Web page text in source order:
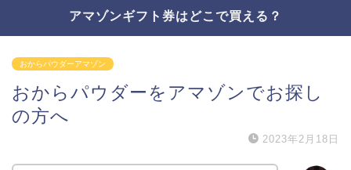
アマゾンギフト券はどこで買える？
おからパウダーアマゾン
おからパウダーをアマゾンでお探し
の方へ
2023年2月18日